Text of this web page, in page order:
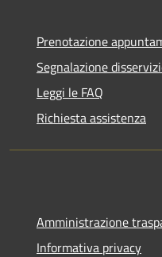
Prenotazione
Segnalazione
Leggi le FAQ
Richiesta assistenza
Amministrazione
Informativa privacy